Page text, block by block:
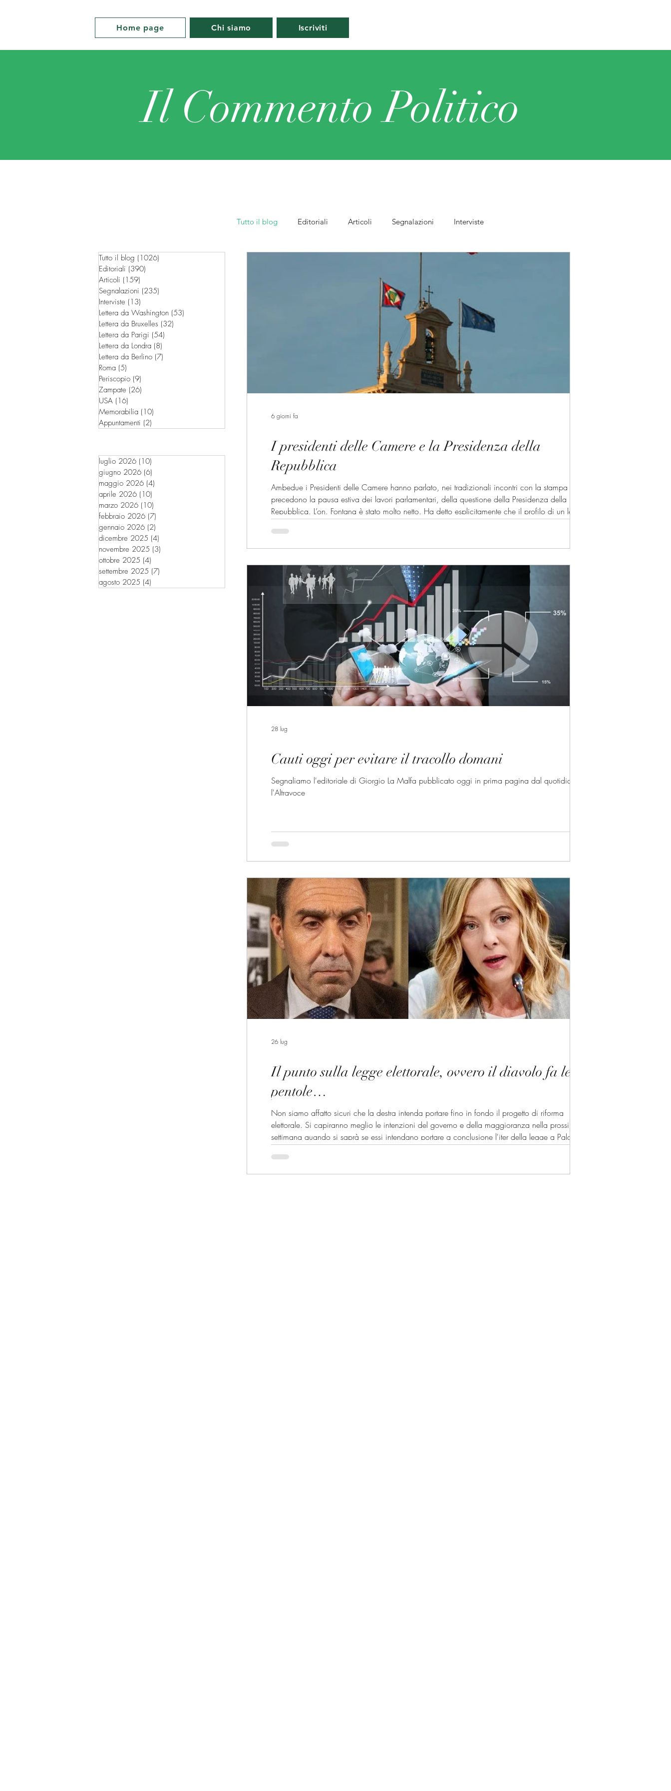
Home page Chi siamo Iscriviti
Il Commento Politico
Tutto il blog Editoriali Articoli Segnalazioni Interviste
Lettera da Berlino Roma Periscopio
Appuntamenti
I presidenti delle Camere e la Presidenza della
Repubblica
Ambedue i Presidenti delle Camere hanno parlato, nei tradizionali incontri con la stampa che
precedono la pausa estiva dei lavori parlamentari, della questione della Presidenza della
Repubblica. L’on. Fontana è stato molto netto. Ha detto esplicitamente che il profilo di un leader
Come si ricorda, questa è la tesi che aveva sviluppato Giorgio La Malfa in un articolo sul
Corriere
6 giorni fa
Cauti oggi per evitare il tracollo domani
Segnaliamo l'editoriale di Giorgio La Malfa pubblicato oggi in prima pagina dal quotidiano
l'Altravoce
28 lug
Il punto sulla legge elettorale, ovvero il diavolo fa le
pentole…
Non siamo affatto sicuri che la destra intenda portare fino in fondo il progetto di riforma
elettorale. Si capiranno meglio le intenzioni del governo e della maggioranza nella prossima
settimana quando si saprà se essi intendano portare a conclusione l'iter della legge a Palazzo
dovessimo dire oggi, la nostra impressione è che la decisione sarà di rinviare la conclusione
dell’iter alla ripre
26 lug
Tutto il blog (1026)
Editoriali (390)
Articoli (159)
Segnalazioni (235)
Interviste (13)
Lettera da Washington (53)
Lettera da Bruxelles (32)
Lettera da Parigi (54)
Lettera da Londra (8)
Lettera da Berlino (7)
Roma (5)
Periscopio (9)
Zampate (26)
USA (16)
Memorabilia (10)
Appuntamenti (2)
luglio 2026 (10)
giugno 2026 (6)
maggio 2026 (4)
aprile 2026 (10)
marzo 2026 (10)
febbraio 2026 (7)
gennaio 2026 (2)
dicembre 2025 (4)
novembre 2025 (3)
ottobre 2025 (4)
settembre 2025 (7)
agosto 2025 (4)